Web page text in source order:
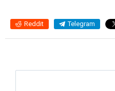
Reddit Telegram